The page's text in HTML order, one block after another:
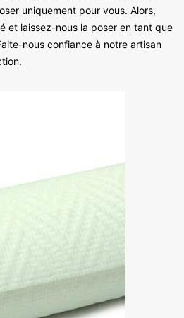
uniquement pour vous. Alors,
et laissez-nous la poser en tant que
nous confiance à notre artisan